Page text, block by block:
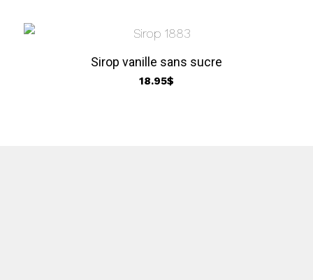
Sirop vanille sans sucre
18.95$